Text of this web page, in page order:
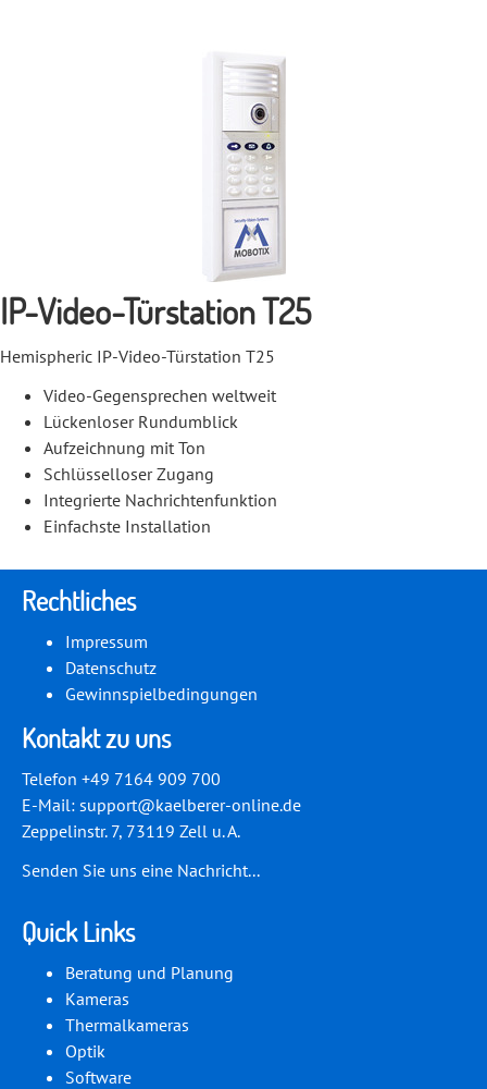
IP-Video-Türstation T25
Hemispheric IP-Video-Türstation T25
Video-Gegensprechen weltweit
Lückenloser Rundumblick
Aufzeichnung mit Ton
Schlüsselloser Zugang
Integrierte Nachrichtenfunktion
Einfachste Installation
Rechtliches
Impressum
Datenschutz
Gewinnspielbedingungen
Kontakt zu uns
Telefon +49 7164 909 700
E-Mail: support@kaelberer-online.de
Zeppelinstr. 7, 73119 Zell u. A.
Senden Sie uns eine Nachricht...
Quick Links
Beratung und Planung
Kameras
Thermalkameras
Optik
Software